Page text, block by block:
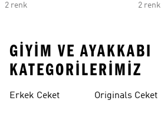
2 renk
2 renk
GIYIM VE AYAKKABI
KATEGORILERIMIZ
Erkek Ceket Originals Ceket